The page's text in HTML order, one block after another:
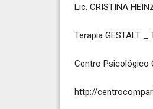
Lic. CRISTINA
Terapia GESTALT _
Centro Psicológico
http://